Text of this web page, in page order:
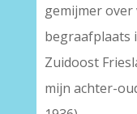
gemijmer over
begraafplaats
Zuidoost
mijn achter-